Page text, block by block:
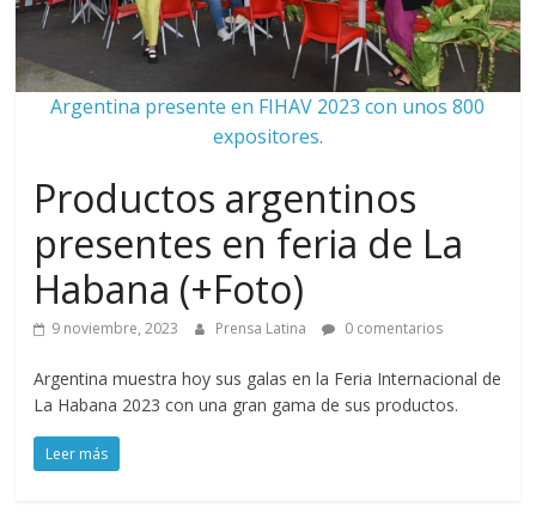
Argentina presente en FIHAV 2023 con unos 800
expositores.
Productos argentinos
presentes en feria de La
Habana (+Foto)
9 noviembre, 2023 Prensa Latina 0 comentarios
Argentina muestra hoy sus galas en la Feria Internacional de
La Habana 2023 con una gran gama de sus productos.
Leer más